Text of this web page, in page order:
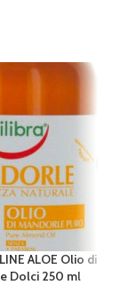
ALOE Olio di
Dolci 250 ml